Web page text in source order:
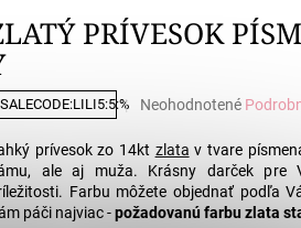
PRÍVESOK
SALECODE:LILI5:5:%
Priemerné
produktu
je
0,0
z
Neohodnotené
prívesok zo 14kt zlata v tvare
ale aj muža. Krásny darček pre
Farbu môžete objednať podľa
páči najviac -požadovanú farbu zlata